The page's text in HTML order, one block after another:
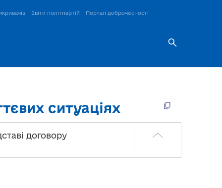
Звіти політпартій Портал доброчесності
ситуаціях
договору